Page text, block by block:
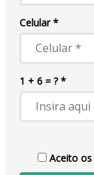
Celular *
1 + 6 = ? *
Aceito